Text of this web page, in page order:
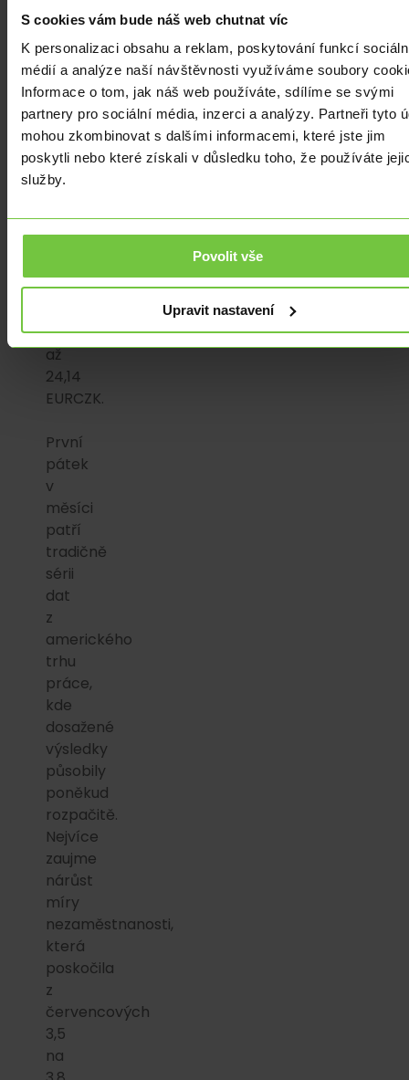
S cookies vám bude náš web chutnat víc
K personalizaci obsahu a reklam, poskytování funkcí
médií a analýze naší návštěvnosti využíváme soubory
Informace o tom, jak náš web používáte, sdílíme se svými
partnery pro sociální média, inzerci a analýzy. Partneři tyto
mohou zkombinovat s dalšími informacemi, které jste jim
poskytli nebo které získali v důsledku toho, že používáte
služby.
Povolit vše
Upravit nastavení
a
zrušení
výjimky
na
spotřební
daň
z
nafty.
se
obchodovalo
24,05
až
24,14
EURCZK.
První
pátek
v
měsíci
patří
tradičně
sérii
dat
z
amerického
trhu
práce,
kde
dosažené
výsledky
působily
poněkud
rozpačitě.
Nejvíce
zaujme
nárůst
míry
nezaměstnanosti,
která
poskočila
z
červencových
3,5
na